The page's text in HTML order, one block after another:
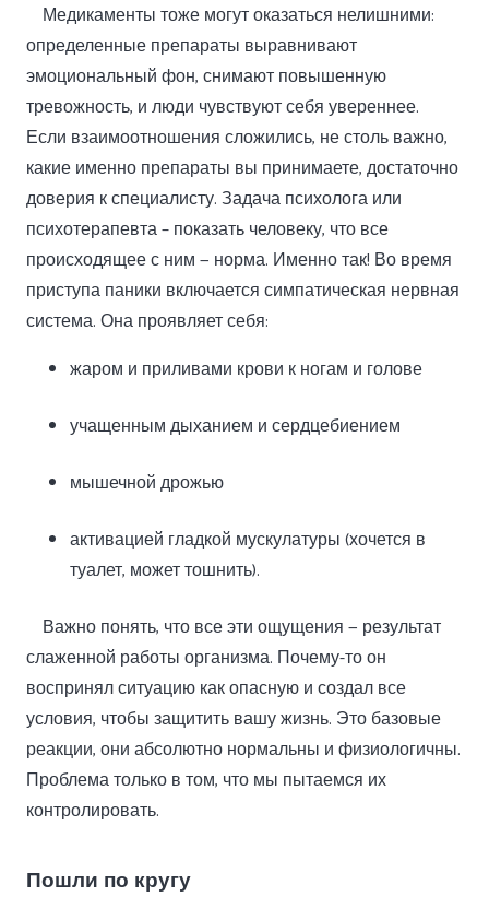
Медикаменты тоже могут оказаться нелишними:
определенные препараты выравнивают
эмоциональный фон, снимают повышенную
тревожность, и люди чувствуют себя увереннее.
Если взаимоотношения сложились, не столь важно,
какие именно препараты вы принимаете, достаточно
доверия к специалисту. Задача психолога или
психотерапевта – показать человеку, что все
происходящее с ним — норма. Именно так! Во время
приступа паники включается симпатическая нервная
система. Она проявляет себя:
жаром и приливами крови к ногам и голове
учащенным дыханием и сердцебиением
мышечной дрожью
активацией гладкой мускулатуры (хочется в
туалет, может тошнить).
Важно понять, что все эти ощущения — результат
слаженной работы организма. Почему-то он
воспринял ситуацию как опасную и создал все
условия, чтобы защитить вашу жизнь. Это базовые
реакции, они абсолютно нормальны и физиологичны.
Проблема только в том, что мы пытаемся их
контролировать.
Пошли по кругу